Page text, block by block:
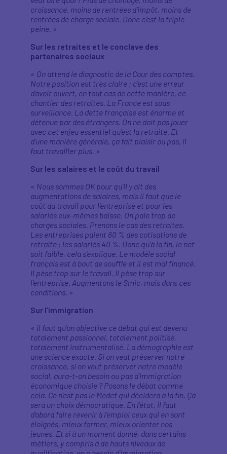
croissance, moins de rentrées d'impôt, moins de
rentrées de charge sociale. Donc c'est la triple
peine. »
Sur les retraites et le conclave des
partenaires sociaux
« On attend le diagnostic de la Cour des comptes.
Notre position est très claire ; c'est une erreur
d'avoir ouvert, en tout cas de cette manière, ce
chantier des retraites. La France est sous
surveillance. La dette française est énorme et
détenue par des étrangers. On ne doit pas jouer
avec cet enjeu essentiel qu'est la retraite. Et
d'une manière générale, ça fait plaisir ou pas, il
faut travailler plus. »
Sur les salaires et le coût du travail
« Nous sommes OK pour qu'il y ait des
augmentations de salaires, mais il faut que le
coût du travail pour l'entreprise et pour les
salariés eux-mêmes baisse. On paie trop de
charges sociales. Prenons le cas des retraites.
Les entreprises paient 60 % des cotisations de
retraite ; les salariés 40 %. Donc qu'à la fin, le net
soit faible, cela s'explique. Le modèle social
français est à bout de souffle et il est mal financé.
Il pèse trop sur le travail. Il pèse trop sur
l'entreprise. Augmentons le Smic, mais dans ces
conditions. »
Sur l’immigration
« il faut qu'on objective ce débat qui est devenu
totalement passionnel, totalement politisé,
totalement instrumentalisé. La démographie est
une science exacte. Si on veut préserver notre
croissance, si on veut préserver notre modèle
social, aura-t-on besoin ou pas d'immigration
économique choisie ? Posons le débat comme
cela. Ce n’est pas le Medef qui décidera à la fin. Ça
sera un choix démocratique. En l'état, il faut
d'abord faire revenir à l'emploi ceux qui en sont
éloignés, mieux former, mieux orienter nos
jeunes. Et si à un moment donné, dans certains
métiers, y compris à de hauts niveaux de